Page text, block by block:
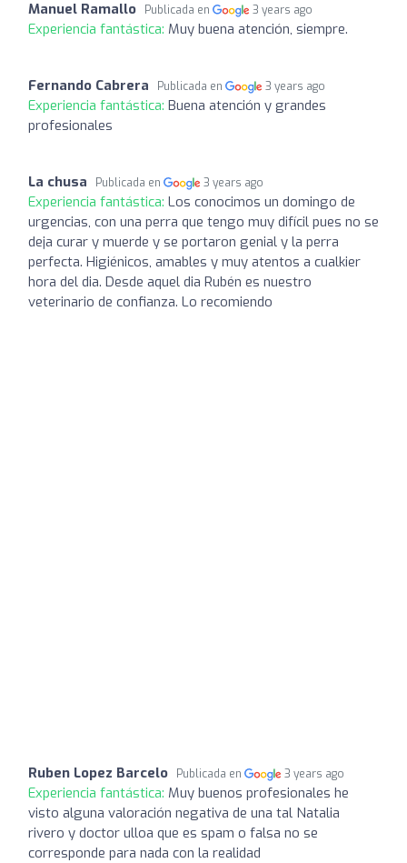
Manuel Ramallo Publicada en 3 years ago
Experiencia fantástica: Muy buena atención, siempre.
Fernando Cabrera Publicada en 3 years ago
Experiencia fantástica: Buena atención y grandes
profesionales
La chusa Publicada en 3 years ago
Experiencia fantástica: Los conocimos un domingo de
urgencias, con una perra que tengo muy difícil pues no se
deja curar y muerde y se portaron genial y la perra
perfecta. Higiénicos, amables y muy atentos a cualkier
hora del dia. Desde aquel dia Rubén es nuestro
veterinario de confianza. Lo recomiendo
Ruben Lopez Barcelo Publicada en 3 years ago
Experiencia fantástica: Muy buenos profesionales he
visto alguna valoración negativa de una tal Natalia
rivero y doctor ulloa que es spam o falsa no se
corresponde para nada con la realidad